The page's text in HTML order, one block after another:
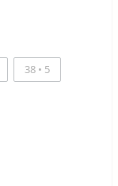
38 • 5